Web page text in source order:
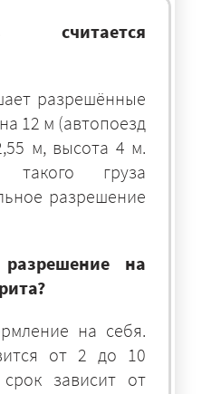
разрешённые
12 м (автопоезд
м, высота 4 м.
такого груза
разрешение
на
на себя.
от 2 до 10
зависит от